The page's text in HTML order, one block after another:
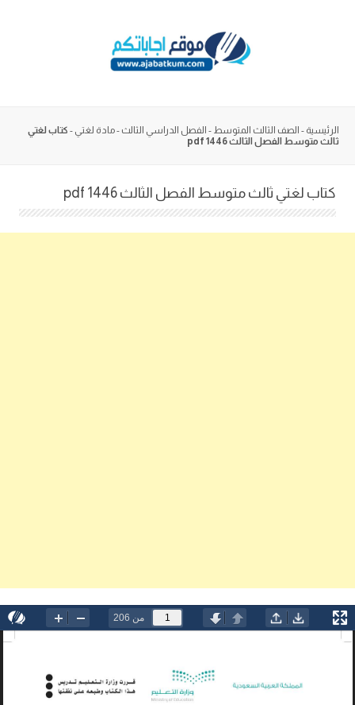
الرئيسية - الصف الثالث المتوسط - الفصل الدراسي الثالث -مادة لغتي - كتاب لغتي
ثالث متوسط الفصل الثالث 1446 pdf
كتاب لغتي ثالث متوسط الفصل الثالث 1446 pdf